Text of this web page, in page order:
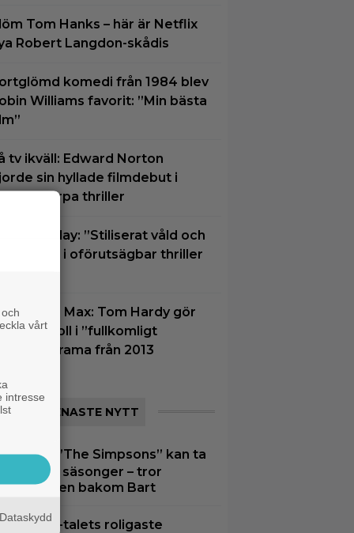
Tom Hanks – här är Netflix
Robert Langdon-skådis
komedi från 1984 blev
Williams favorit: ”Min bästa
tv ikväll: Edward Norton
sin hyllade filmdebut i
skarpa thriller
på Viaplay: ”Stiliserat våld och
i oförutsägbar thriller
på HBO Max: Tom Hardy gör
bästa roll i ”fullkomligt
drama från 2013
SENASTE NYTT
Plus
”The Simpsons” kan ta
efter 40 säsonger – tror
bakom Bart
|90-talets roligaste
vårt
intresse
Dataskydd